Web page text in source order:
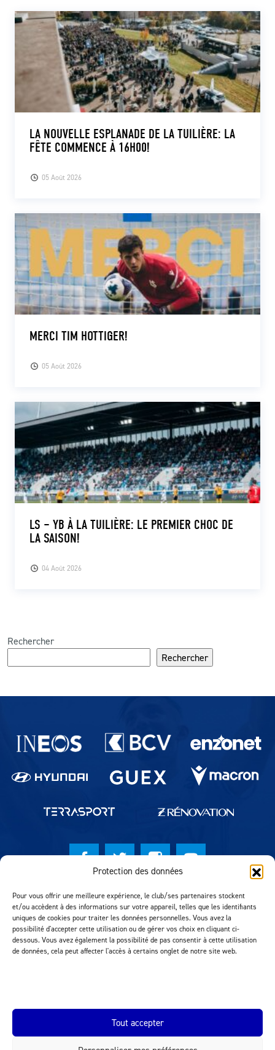
Protection des données
Pour vous offrir une meilleure expérience, le club/ses partenaires stockent
et/ou accèdent à des informations sur votre appareil, telles que les identifiants
uniques de cookies pour traiter les données personnelles. Vous avez la
possibilité d'accepter cette utilisation ou de gérer vos choix en cliquant ci-
dessous. Vous avez également la possibilité de pas consentir à cette utilisation
de données, cela peut affecter l'accès à certains onglet de notre site web.
Tout accepter
05 Août 2026
LA NOUVELLE ESPLANADE DE LA TUILIÈRE: LA
FÊTE COMMENCE À 16H00!
05 Août 2026
MERCI TIM HOTTIGER!
04 Août 2026
LS – YB À LA TUILIÈRE: LE PREMIER CHOC DE
LA SAISON!
Rechercher
Rechercher
Partenaires du lausanne-Sport
© Lausanne Sport Football Club 2026
Réalisation MTM Agency